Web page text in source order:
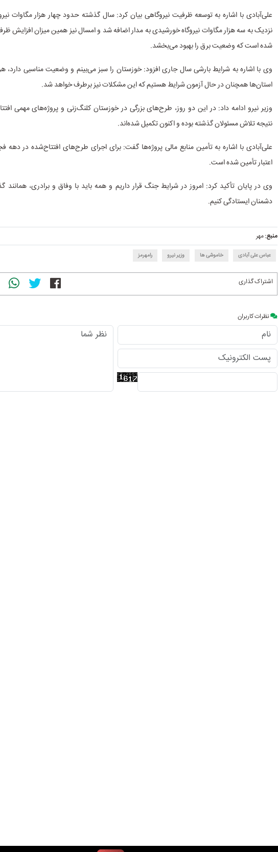
علی‌آبادی با اشاره به توسعه ظرفیت نیروگاهی بیان کرد: سال گذشته حدود چهار هزار مگاوات
نزدیک به سه هزار مگاوات نیروگاه خورشیدی به مدار اضافه شد و امسال نیز همین میزان افزایش
شده است که وضعیت برق را بهبود می‌بخشد.
وی با اشاره به شرایط بارشی سال جاری افزود: خوزستان را سبز می‌بینم و وضعیت مناسبی دارد،
استان‌ها همچنان در حال آزمون شرایط هستیم که این مشکلات نیز برطرف خواهد شد.
وزیر نیرو ادامه داد: در این دو روز، طرح‌های بزرگی در خوزستان کلنگ‌زنی و پروژه‌های مهمی
نتیجه تلاش مسئولان گذشته بوده و اکنون تکمیل شده‌اند.
اعتبار تأمین شده است.
وی در پایان تأکید کرد: امروز در شرایط جنگ قرار داریم و همه باید با وفاق و برادری، همانند
دشمنان ایستادگی کنیم.
منبع:مهر
عباس علی آبادی خاموشی ها وزیر نیرو رامهرمز
اشتراک گذاری
نظرات کاربران